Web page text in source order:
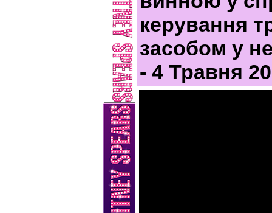
керування
засобом у
- 4 Травня